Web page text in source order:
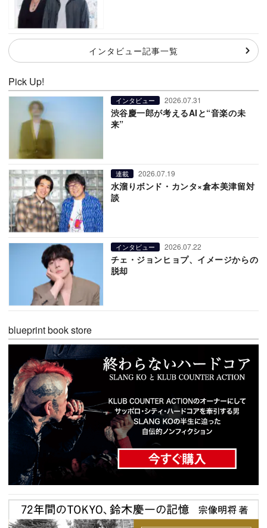
インタビュー記事一覧
Pick Up!
インタビュー 2026.07.31
渋谷慶一郎が考えるAIと“音楽の未
来”
連載 2026.07.19
水溜りボンド・カンタ×倉本美津留対
談
インタビュー 2026.07.22
チェ・ジョンヒョプ、イメージからの
脱却
blueprint book store